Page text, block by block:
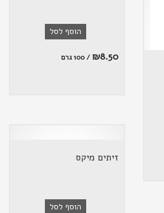
הוסף לסל
₪8.50 / 100 גרם
זיתים מיקס
הוסף לסל